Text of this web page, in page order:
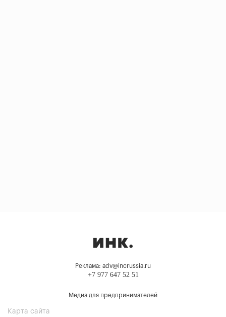
Реклама: adv@incrussia.ru
+7 977 647 52 51
Медиа для предпринимателей
Карта сайта